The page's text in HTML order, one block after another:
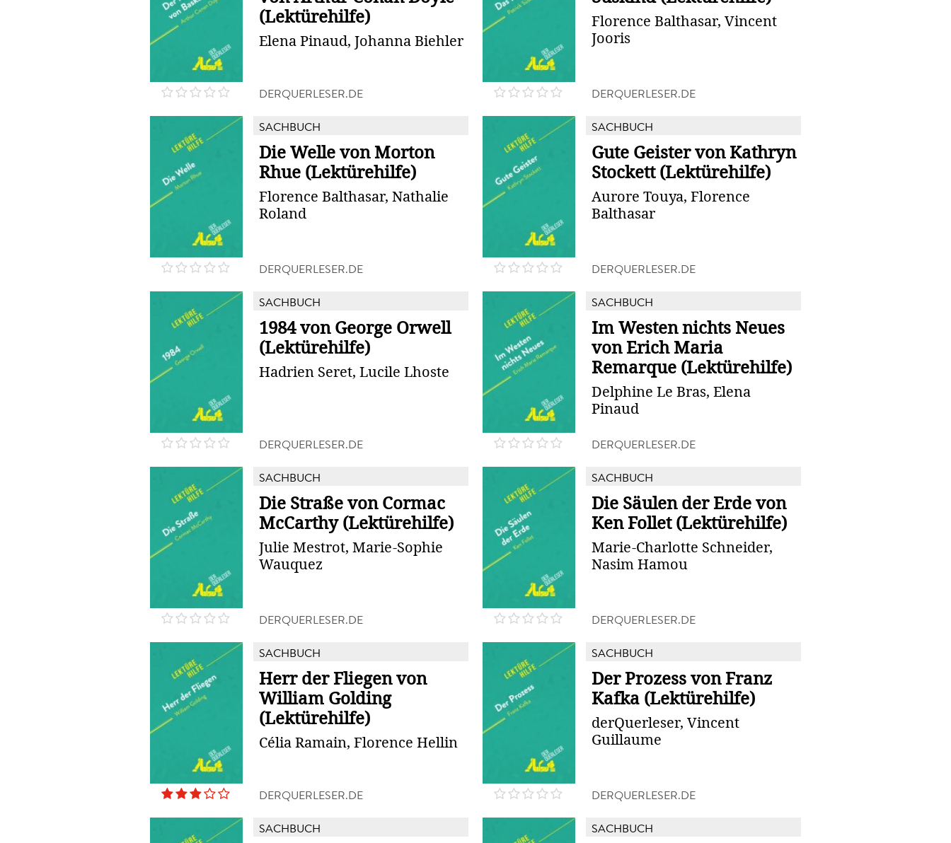
(Lektürehilfe)
Elena Pinaud, Johanna Biehler
DERQUERLESER.DE
Florence Balthasar, Vincent
Jooris
DERQUERLESER.DE
SACHBUCH
Die Welle von Morton
Rhue (Lektürehilfe)
Florence Balthasar, Nathalie
Roland
DERQUERLESER.DE
SACHBUCH
Gute Geister von Kathryn
Stockett (Lektürehilfe)
Aurore Touya, Florence
Balthasar
DERQUERLESER.DE
SACHBUCH
1984 von George Orwell
(Lektürehilfe)
Hadrien Seret, Lucile Lhoste
DERQUERLESER.DE
SACHBUCH
Im Westen nichts Neues
von Erich Maria
Remarque (Lektürehilfe)
Delphine Le Bras, Elena
Pinaud
DERQUERLESER.DE
SACHBUCH
Die Straße von Cormac
McCarthy (Lektürehilfe)
Julie Mestrot, Marie-Sophie
Wauquez
DERQUERLESER.DE
SACHBUCH
Die Säulen der Erde von
Ken Follet (Lektürehilfe)
Marie-Charlotte Schneider,
Nasim Hamou
DERQUERLESER.DE
SACHBUCH
Herr der Fliegen von
William Golding
(Lektürehilfe)
Célia Ramain, Florence Hellin
DERQUERLESER.DE
SACHBUCH
Der Prozess von Franz
Kafka (Lektürehilfe)
derQuerleser, Vincent
Guillaume
DERQUERLESER.DE
SACHBUCH SACHBUCH